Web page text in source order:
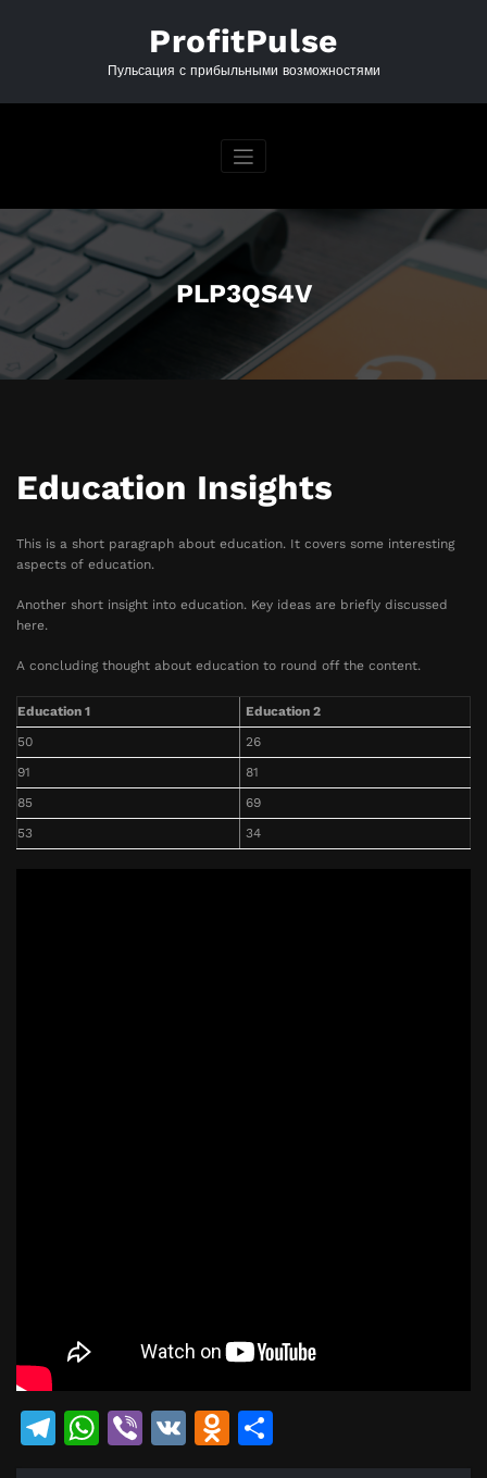
ProfitPulse
Пульсация с прибыльными возможностями
PLP3QS4V
Education Insights
This is a short paragraph about education. It covers some interesting
aspects of education.
Another short insight into education. Key ideas are briefly discussed
here.
A concluding thought about education to round off the content.
Education 1
Education 2
50
26
91
81
85
69
53
34
Telegram
WhatsApp
Viber
VK Odnoklassniki